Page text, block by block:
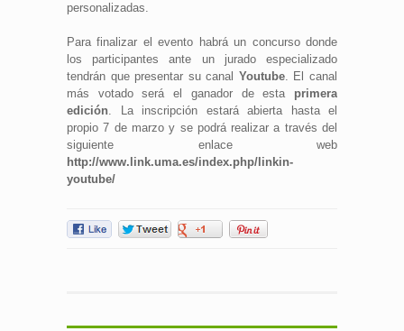
personalizadas.
Para finalizar el evento habrá un concurso donde
los participantes ante un jurado especializado
tendrán que presentar su canal Youtube. El canal
más votado será el ganador de esta primera
edición. La inscripción estará abierta hasta el
propio 7 de marzo y se podrá realizar a través del
siguiente enlace web
http://www.link.uma.es/index.php/linkin-
youtube/